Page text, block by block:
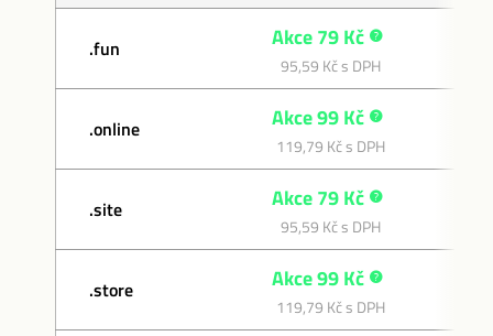
.fun Akce 79 Kč
95,59 Kč s DPH
.online Akce 99 Kč
119,79 Kč s DPH
.site Akce 79 Kč
95,59 Kč s DPH
.store Akce 99 Kč
119,79 Kč s DPH